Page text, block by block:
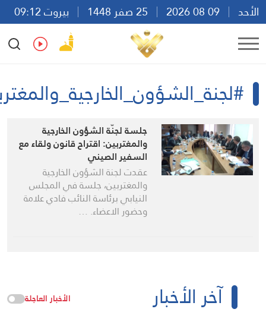
09 08 2026 25 صفر 1448
بيروت 09:12
Ar
Fr
#لجنة_الشؤون_الخارجية_والمغتربين
جلسة لجنّة الشؤون الخارجية
والمغتربين: اقتراح قانون ولقاء مع
السفير الصيني
عقدت لجنة الشؤون الخارجية
والمغتربين، جلسة في المجلس
النيابي برئاسة النائب فادي علامة
وحضور الاعضاء. …
آخر الأخبار الأخبار العاجلة